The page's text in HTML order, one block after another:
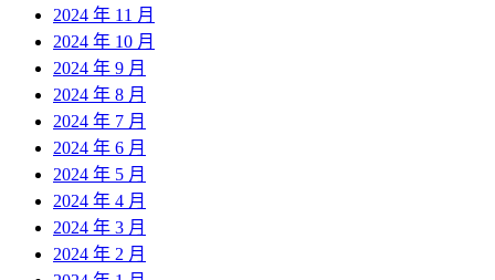
2024 年 11 月
2024 年 10 月
2024 年 9 月
2024 年 8 月
2024 年 7 月
2024 年 6 月
2024 年 5 月
2024 年 4 月
2024 年 3 月
2024 年 2 月